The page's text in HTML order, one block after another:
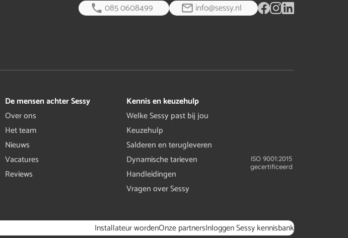
085 0608499
info@sessy.nl
De mensen achter Sessy
Over ons
Het team
Nieuws
Vacatures
Reviews
Kennis en keuzehulp
Welke Sessy past bij jou
Keuzehulp
Salderen en terugleveren
Dynamische tarieven
Handleidingen
Vragen over Sessy
ISO 9001:2015
gecertificeerd
Installateur wordenOnze partnersInloggen Sessy kennisbank